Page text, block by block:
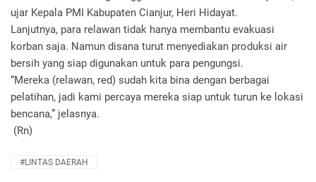
ujar Kepala PMI Kabupaten Cianjur, Heri Hidayat.
Lanjutnya, para relawan tidak hanya membantu evakuasi
korban saja. Namun disana turut menyediakan produksi air
bersih yang siap digunakan untuk para pengungsi.
“Mereka (relawan, red) sudah kita bina dengan berbagai
pelatihan, jadi kami percaya mereka siap untuk turun ke lokasi
bencana,” jelasnya.
(Rn)
#LINTAS DAERAH